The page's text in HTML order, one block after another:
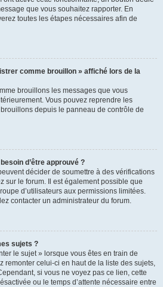
que vous souhaitez rapporter. En
toutes les étapes nécessaires afin de
comme brouillon » affiché lors de la
brouillons les messages que vous
Vous pouvez reprendre les
depuis le panneau de contrôle de
d’être approuvé ?
décider de soumettre à des vérifications
sur le forum. Il est également possible que
d’utilisateurs aux permissions limitées.
contacter un administrateur du forum.
sujets ?
le sujet » lorsque vous êtes en train de
remonter celui-ci en haut de la liste des sujets,
si vous ne voyez pas ce lien, cette
ou le temps d’attente nécessaire entre